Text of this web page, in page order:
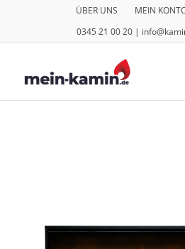
ÜBER UNS MEIN
0345 21 00 20 |